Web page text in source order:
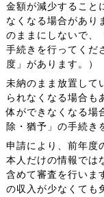
金額が減少すること
なくなる場合があり
のままにしないで、
手続きを行ってくだ
度」があります。）
未納のまま放置して
られなくなる場合も
体ができなくなる場
除・猶予」の手続き
申請により、前年度
本人だけの情報では
含めて審査を行いま
の収入が少なくても